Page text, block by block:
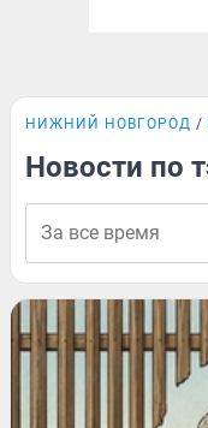
НИЖНИЙ НОВГОРОД
Новости по